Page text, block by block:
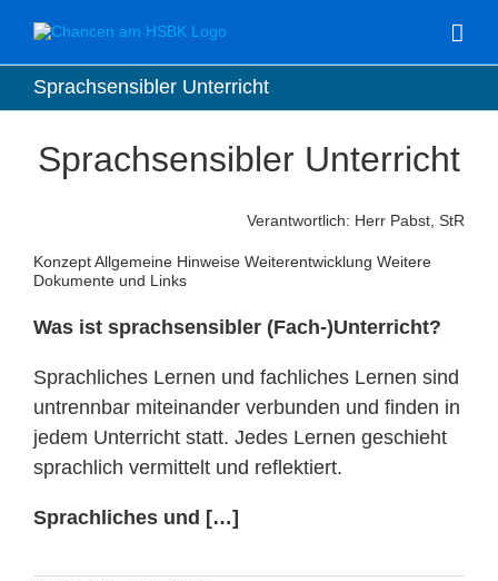
Inhalt
springen
Sprachsensibler Unterricht
Sprachsensibler Unterricht
Verantwortlich: Herr Pabst, StR
Konzept Allgemeine Hinweise Weiterentwicklung Weitere
Dokumente und Links
Was ist sprachsensibler (Fach-)Unterricht?
Sprachliches Lernen und fachliches Lernen sind
untrennbar miteinander verbunden und finden in
jedem Unterricht statt. Jedes Lernen geschieht
sprachlich vermittelt und reflektiert.
Sprachliches und […]